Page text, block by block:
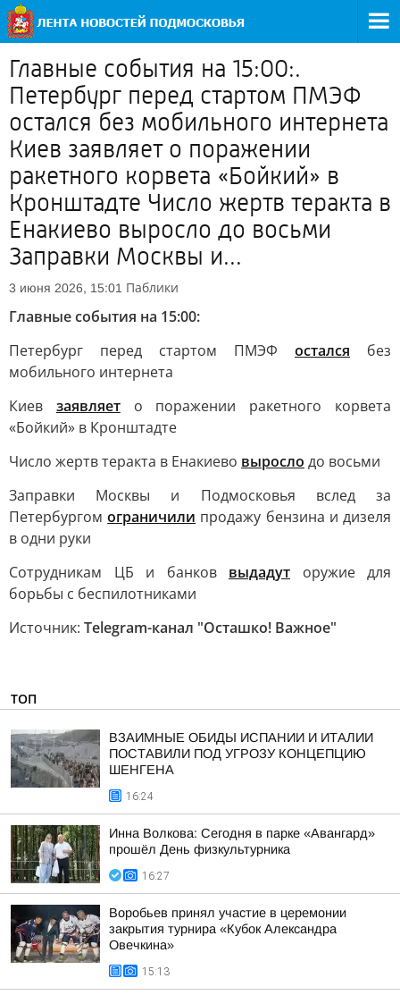
Главные события на 15:00:.
Петербург перед стартом ПМЭФ
остался без мобильного интернета
Киев заявляет о поражении
ракетного корвета «Бойкий» в
Кронштадте Число жертв теракта в
Енакиево выросло до восьми
Заправки Москвы и...
3 июня 2026, 15:01 Паблики
Главные события на 15:00:
Петербург перед стартом ПМЭФ остался без
мобильного интернета
Киев заявляето поражении ракетного корвета
«Бойкий» в Кронштадте
Число жертв теракта в Енакиево выросло до восьми
Заправки Москвы и Подмосковья вслед за
Петербургомограничили продажу бензина и дизеля
в одни руки
Сотрудникам ЦБ и банков выдадут оружие для
борьбы с беспилотниками
Источник: Telegram-канал "Осташко! Важное"
ТОП
ВЗАИМНЫЕ ОБИДЫ ИСПАНИИ И ИТАЛИИ
ПОСТАВИЛИ ПОД УГРОЗУ КОНЦЕПЦИЮ
ШЕНГЕНА
16:24
Инна Волкова: Сегодня в парке «Авангард»
прошёл День физкультурника
16:27
Воробьев принял участие в церемонии
закрытия турнира «Кубок Александра
Овечкина»
15:13